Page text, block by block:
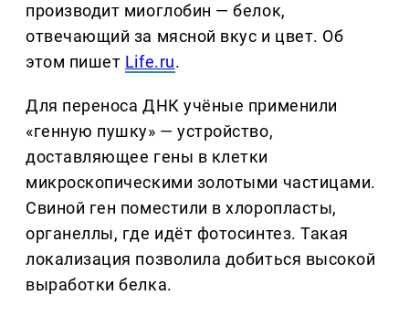
производит миоглобин — белок,
отвечающий за мясной вкус и цвет. Об
этом пишет Life.ru.
Для переноса ДНК учёные применили
«генную пушку» — устройство,
доставляющее гены в клетки
микроскопическими золотыми частицами.
Свиной ген поместили в хлоропласты,
органеллы, где идёт фотосинтез. Такая
локализация позволила добиться высокой
выработки белка.